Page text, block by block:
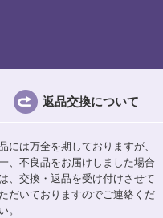
返品交換について
には万全を期しておりますが、
、不良品をお届けしました場合
、交換・返品を受け付けさせて
だいておりますのでご連絡くだ
。